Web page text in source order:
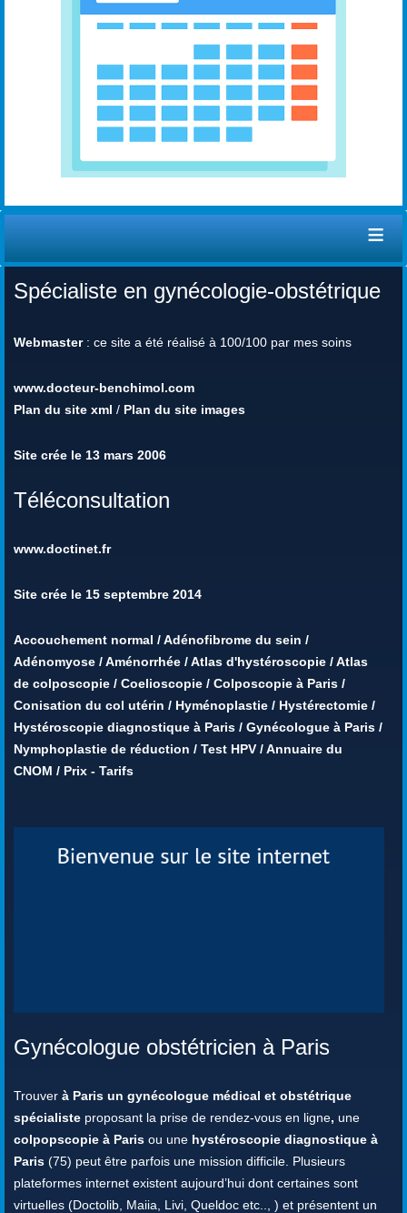
≡
Spécialiste en gynécologie-obstétrique
Webmaster: ce site a été réalisé à 100/100 par mes soins
www.docteur-benchimol.com
Plan du site xml / Plan du site images
Site crée le 13 mars 2006
Téléconsultation
www.doctinet.fr
Site crée le 15 septembre 2014
Accouchement normal /Adénofibrome du sein /
Adénomyose /Aménorrhée /Atlas d'hystéroscopie /Atlas
de colposcopie / Coelioscopie / Colposcopie à Paris /
Conisation du col utérin / Hyménoplastie / Hystérectomie /
Hystéroscopie diagnostique à Paris / Gynécologue à Paris /
Nymphoplastie de réduction / Test HPV /Annuaire du
CNOM / Prix - Tarifs
Gynécologue obstétricien à Paris
Trouver à Paris un gynécologue médical et obstétrique
spécialiste proposant la prise de rendez-vous en ligne, une
colpopscopie à Paris ou une hystéroscopie diagnostique à
Paris (75) peut être parfois une mission difficile. Plusieurs
plateformes internet existent aujourd’hui dont certaines sont
virtuelles (Doctolib, Maiia, Livi, Queldoc etc.., ) et présentent un